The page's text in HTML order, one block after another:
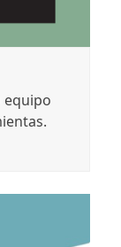
equipo